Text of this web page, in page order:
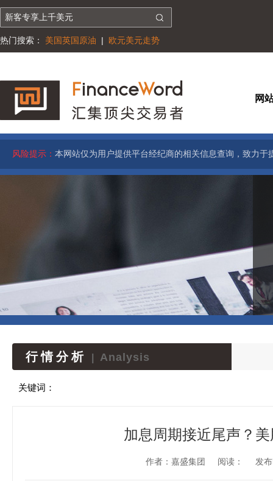
热门搜索： 美国英国原油 | 欧元美元走势
网
风险提示： 本网站仅为用户提供平台经纪商的相关信息查询，致力
行情分析 Analysis
关键词：
加息周期接近尾声？
作者：嘉盛集团 阅读： 发